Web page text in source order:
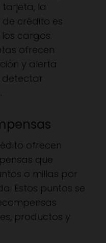
la
crédito es
cargos.
ofrecen
y alerta
ofrecen
que
o millas por
Estos puntos se
productos y